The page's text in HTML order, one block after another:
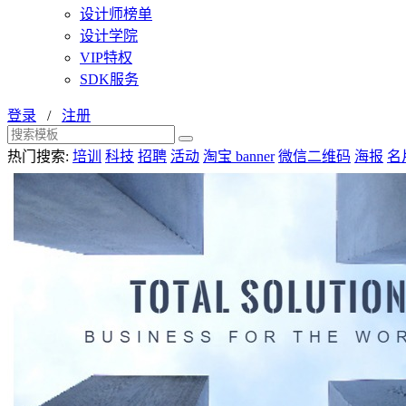
设计师榜单
设计学院
VIP特权
SDK服务
登录 / 注册
热门搜索: 培训 科技 招聘 活动 淘宝 banner 微信二维码 海报 名